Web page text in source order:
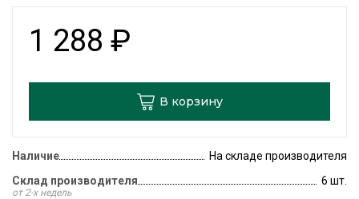
1 288 ₽
В корзину
Наличие
На складе производителя
Склад производителя
от 2-х недель
6 шт.